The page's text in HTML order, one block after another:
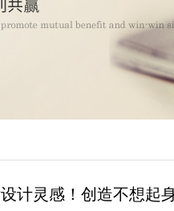
计灵感！创造不想起